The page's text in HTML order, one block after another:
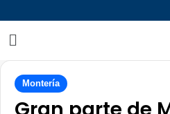
Montería